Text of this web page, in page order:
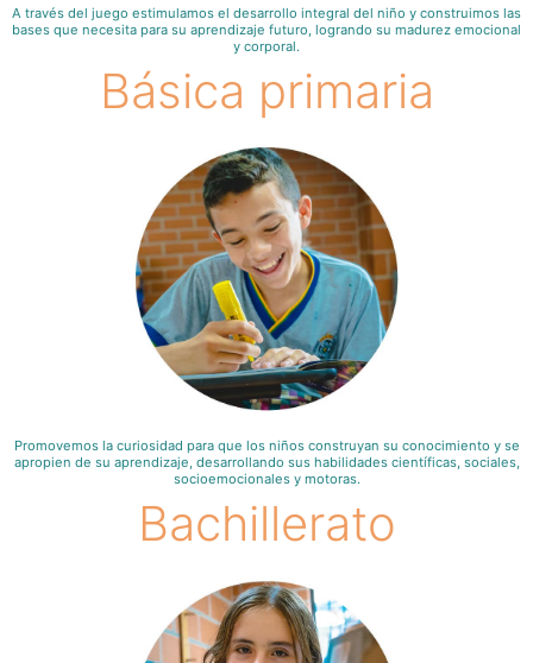
A través del juego estimulamos el desarrollo integral del niño y construimos las
bases que necesita para su aprendizaje futuro, logrando su madurez emocional
y corporal.
Básica primaria
Promovemos la curiosidad para que los niños construyan su conocimiento y se
apropien de su aprendizaje, desarrollando sus habilidades científicas, sociales,
socioemocionales y motoras.
Bachillerato